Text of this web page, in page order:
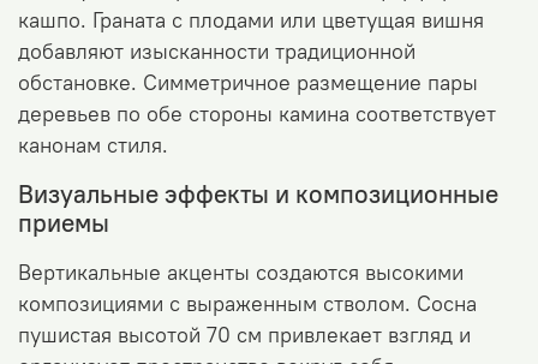
кашпо. Граната с плодами или цветущая вишня
добавляют изысканности традиционной
обстановке. Симметричное размещение пары
деревьев по обе стороны камина соответствует
канонам стиля.
Визуальные эффекты и композиционные
приемы
Вертикальные акценты создаются высокими
композициями с выраженным стволом. Сосна
пушистая высотой 70 см привлекает взгляд и